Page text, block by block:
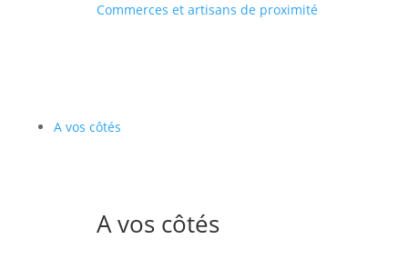
Commerces et artisans de proximité
A vos côtés
A vos côtés